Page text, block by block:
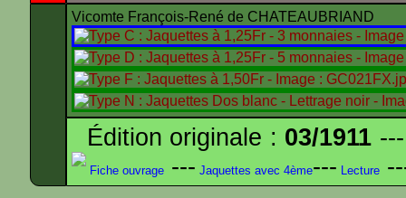
Vicomte François-René de CHATEAUBRIAND
Édition originale : 03/1911
Fiche ouvrage --- Jaquettes avec 4ème--- Lecture